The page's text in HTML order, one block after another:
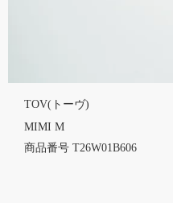
TOV(トーヴ)
MIMI M
商品番号 T26W01B606